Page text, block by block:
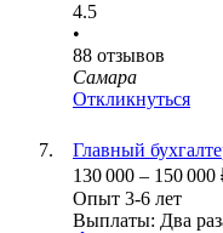
4.5
•
88 отзывов
Самара
Откликнуться
Главный
130 000 – 150 000
Опыт 3-6 лет
Выплаты: Два